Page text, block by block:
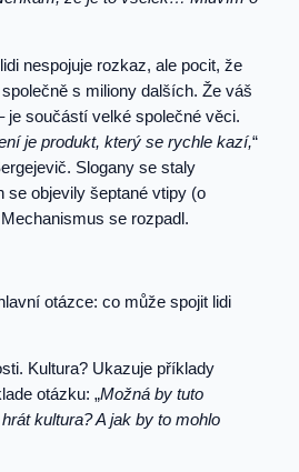
nespojuje rozkaz, ale pocit, že
s miliony dalších. Že váš
je součástí velké společné věci.
je produkt, který se rychle kazí,“
Slogany se staly
se objevily šeptané vtipy (o
se rozpadl.
otázce: co může spojit lidi
Kultura? Ukazuje příklady
otázku: „Možná by tuto
kultura? A jak by to mohlo